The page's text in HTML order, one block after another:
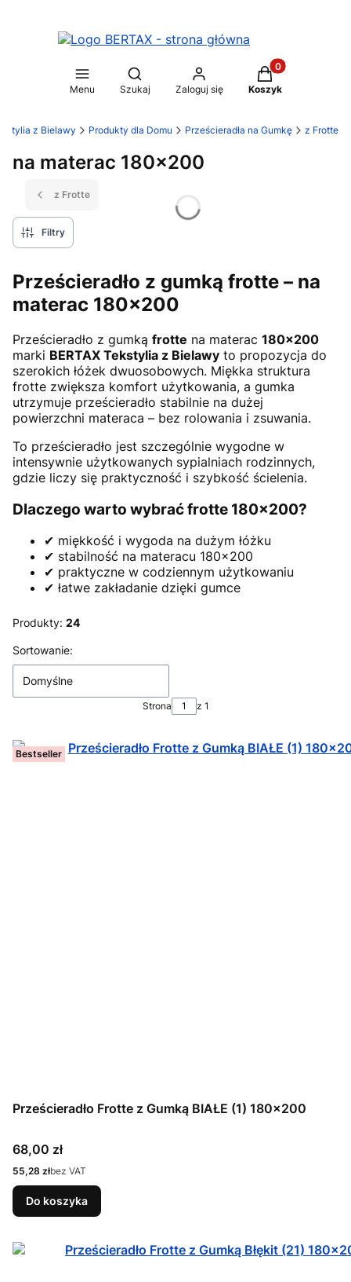
Menu
Otwórz wyszukiwarkę
Szukaj Zaloguj się
Produkty w
Koszyk
z Bielawy Produkty dla Domu Prześcieradła na Gumkę z Frotte
na materac 180x200
z Frotte
Filtry
Prześcieradło z gumką frotte – na
materac 180×200
Prześcieradło z gumką frotte na materac 180×200
marki BERTAX Tekstylia z Bielawy to propozycja do
szerokich łóżek dwuosobowych. Miękka struktura
frotte zwiększa komfort użytkowania, a gumka
utrzymuje prześcieradło stabilnie na dużej
powierzchni materaca – bez rolowania i zsuwania.
To prześcieradło jest szczególnie wygodne w
intensywnie użytkowanych sypialniach rodzinnych,
gdzie liczy się praktyczność i szybkość ścielenia.
Dlaczego warto wybrać frotte 180×200?
✔ miękkość i wygoda na dużym łóżku
✔ stabilność na materacu 180×200
✔ praktyczne w codziennym użytkowaniu
✔ łatwe zakładanie dzięki gumce
Produkty: 24
Lista produktów
Sortowanie:
Domyślne
Strona z 1
Bestseller
Prześcieradło Frotte z Gumką BIAŁE (1) 180x200
Cena
68,00 zł
Cena
55,28 złbez VAT
Do koszyka